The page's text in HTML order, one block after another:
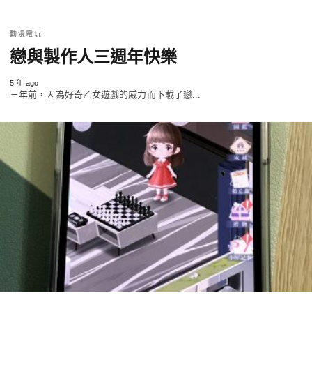
動漫電玩
戀與製作人三週年快樂
5 年 ago
三年前，因為好奇乙女遊戲的威力而下載了戀...